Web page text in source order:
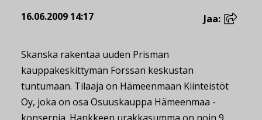
16.06.2009 14:17 Jaa:
Skanska rakentaa uuden Prisman
kauppakeskittymän Forssan keskustan
tuntumaan. Tilaaja on Hämeenmaan Kiinteistöt
Oy, joka on osa Osuuskauppa Hämeenmaa -